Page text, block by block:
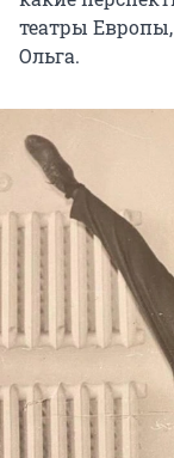
театры
Ольга.